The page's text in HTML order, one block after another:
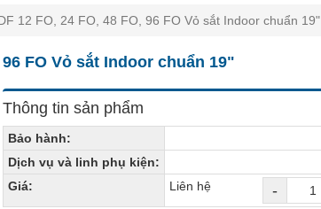
12 FO, 24 FO, 48 FO, 96 FO Vỏ sắt Indoor chuẩn 19"
FO Vỏ sắt Indoor chuẩn 19"
Thông tin sản phẩm
Bảo hành:
Dịch vụ và linh phụ kiện:
Giá:
Liên hệ -